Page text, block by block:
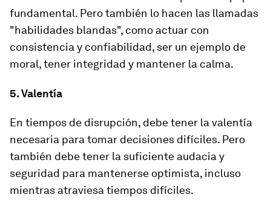
fundamental. Pero también lo hacen las llamadas
"habilidades blandas", como actuar con
consistencia y confiabilidad, ser un ejemplo de
moral, tener integridad y mantener la calma.
5. Valentía
En tiempos de disrupción, debe tener la valentía
necesaria para tomar decisiones difíciles. Pero
también debe tener la suficiente audacia y
seguridad para mantenerse optimista, incluso
mientras atraviesa tiempos difíciles.